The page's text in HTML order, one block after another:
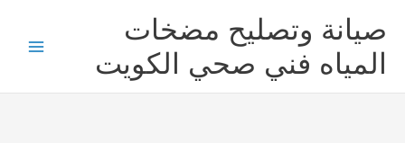
المحتوى
صيانة وتصليح مضخات
المياه فني صحي الكويت